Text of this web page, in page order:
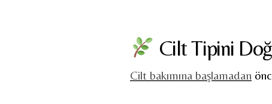
Cilt Tipini
Cilt bakımına başlamadan